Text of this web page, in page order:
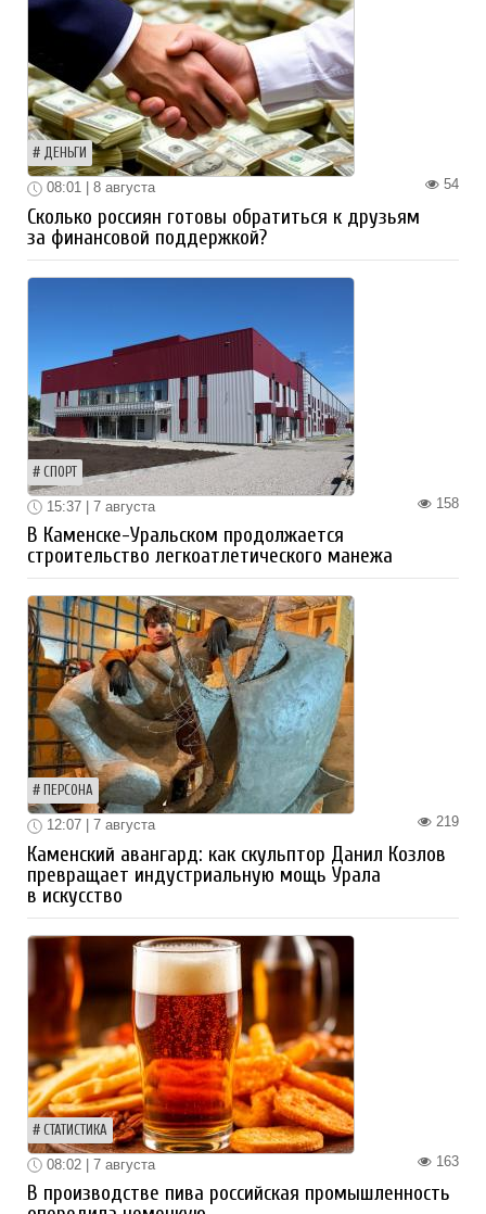
ДЕНЬГИ
54
08:01 | 8 августа
Сколько россиян готовы обратиться к друзьям
за финансовой поддержкой?
СПОРТ
158
15:37 | 7 августа
В Каменске-Уральском продолжается
строительство легкоатлетического манежа
ПЕРСОНА
219
12:07 | 7 августа
Каменский авангард: как скульптор Данил Козлов
превращает индустриальную мощь Урала
в искусство
СТАТИСТИКА
163
08:02 | 7 августа
В производстве пива российская промышленность